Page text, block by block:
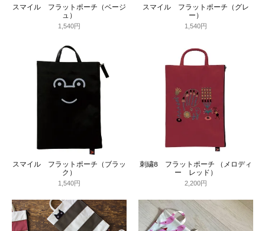
スマイル フラットポーチ（ベージ
ュ）
1,540円
スマイル フラットポーチ（グレ
ー）
1,540円
スマイル フラットポーチ（ブラッ
ク）
1,540円
刺繍8 フラットポーチ （メロディ
ー レッド）
2,200円